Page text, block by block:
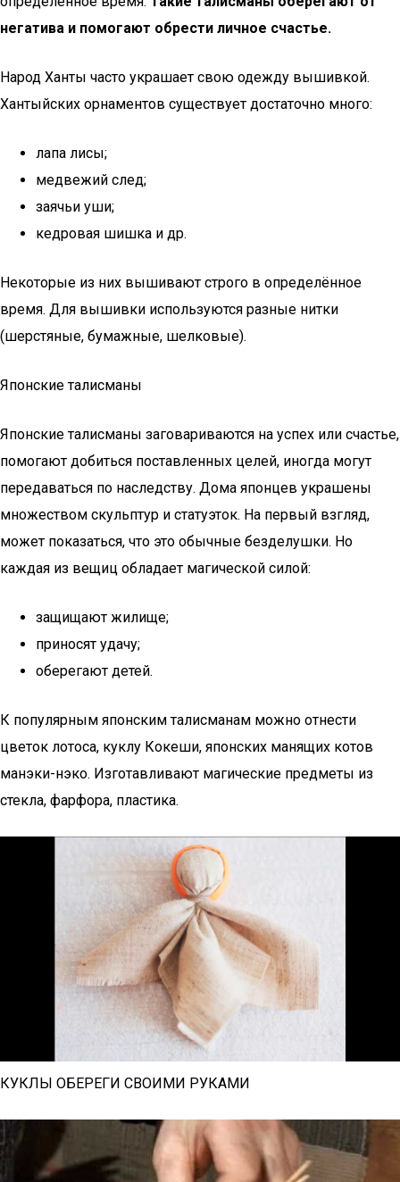
негатива и помогают обрести личное счастье.
Народ Ханты часто украшает свою одежду вышивкой.
Хантыйских орнаментов существует достаточно много:
лапа лисы;
медвежий след;
заячьи уши;
кедровая шишка и др.
Некоторые из них вышивают строго в определённое
время. Для вышивки используются разные нитки
(шерстяные, бумажные, шелковые).
Японские талисманы
Японские талисманы заговариваются на успех или счастье,
помогают добиться поставленных целей, иногда могут
передаваться по наследству. Дома японцев украшены
множеством скульптур и статуэток. На первый взгляд,
может показаться, что это обычные безделушки. Но
каждая из вещиц обладает магической силой:
защищают жилище;
приносят удачу;
оберегают детей.
К популярным японским талисманам можно отнести
цветок лотоса, куклу Кокеши, японских манящих котов
манэки-нэко. Изготавливают магические предметы из
стекла, фарфора, пластика.
КУКЛЫ ОБЕРЕГИ СВОИМИ РУКАМИ